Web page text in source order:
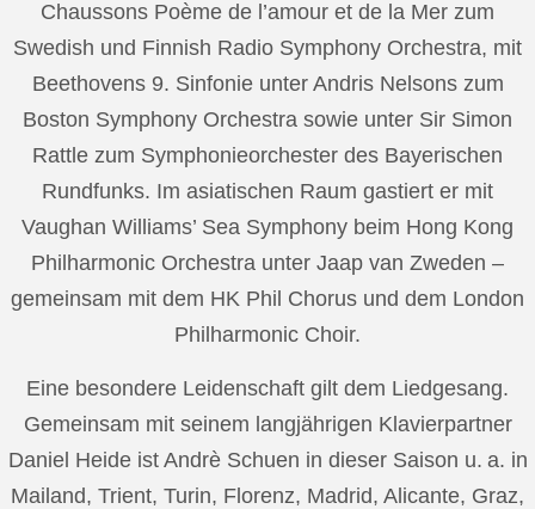
Chaussons Poème de l’amour et de la Mer zum
Swedish und Finnish Radio Symphony Orchestra, mit
Beethovens 9. Sinfonie unter Andris Nelsons zum
Boston Symphony Orchestra sowie unter Sir Simon
Rattle zum Symphonieorchester des Bayerischen
Rundfunks. Im asiatischen Raum gastiert er mit
Vaughan Williams’ Sea Symphony beim Hong Kong
Philharmonic Orchestra unter Jaap van Zweden –
gemeinsam mit dem HK Phil Chorus und dem London
Philharmonic Choir.
Eine besondere Leidenschaft gilt dem Liedgesang.
Gemeinsam mit seinem langjährigen Klavierpartner
Daniel Heide ist Andrè Schuen in dieser Saison u. a. in
Mailand, Trient, Turin, Florenz, Madrid, Alicante, Graz,